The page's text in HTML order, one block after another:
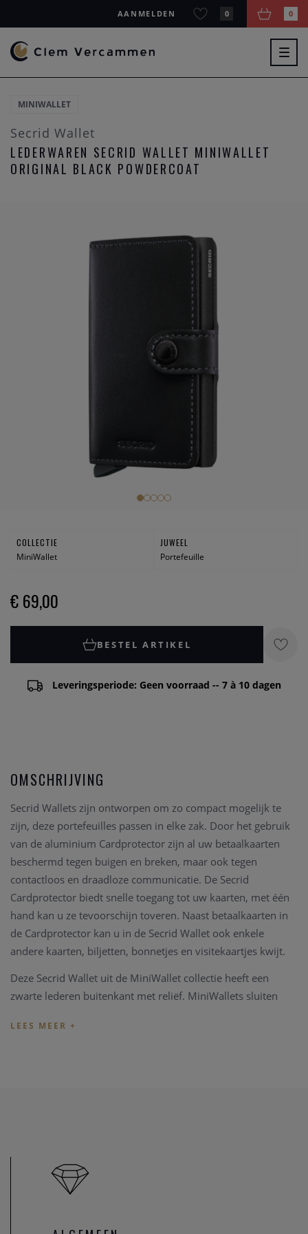
AANMELDEN 0 0
MINIWALLET
Secrid Wallet
LEDERWAREN SECRID WALLET MINIWALLET
ORIGINAL BLACK POWDERCOAT
COLLECTIE
MiniWallet
JUWEEL
Portefeuille
€ 69,00
BESTEL ARTIKEL
Leveringsperiode: Geen voorraad -- 7 à 10 dagen
OMSCHRIJVING
Secrid Wallets zijn ontworpen om zo compact mogelijk te
zijn, deze portefeuilles passen in elke zak. Door het gebruik
van de aluminium Cardprotector zijn al uw betaalkaarten
beschermd tegen buigen en breken, maar ook tegen
contactloos en draadloze communicatie. De Secrid
Cardprotector biedt snelle toegang tot uw kaarten, met één
hand kan u ze tevoorschijn toveren. Naast betaalkaarten in
de Cardprotector kan u in de Secrid Wallet ook enkele
andere kaarten, biljetten, bonnetjes en visitekaartjes kwijt.
Deze Secrid Wallet uit de MiniWallet collectie heeft een
zwarte lederen buitenkant met reliëf. MiniWallets sluiten
vlakke of 4 verdikte kaarten. Daarnaast heeft u in de
Heeft u later een probleem met uw Secrid Wallet of verdere
vragen, kan u terecht in onze zaak.